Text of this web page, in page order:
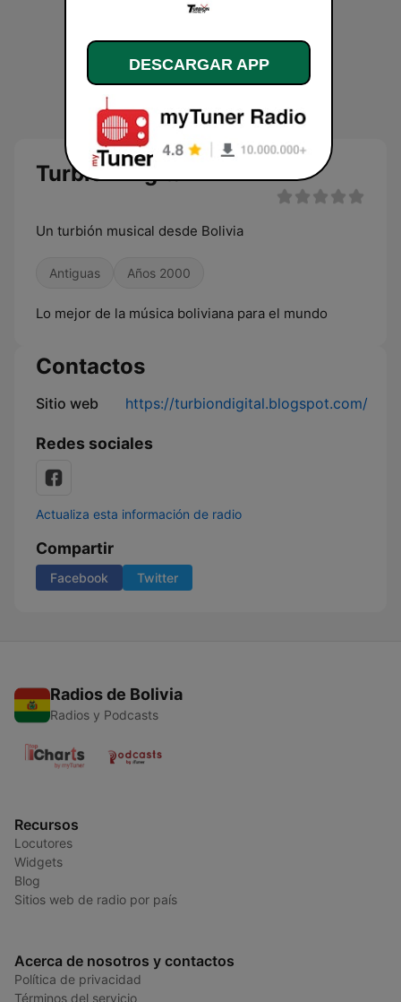
Turbión Digital
Un turbión musical desde Bolivia
Antiguas Años 2000
Lo mejor de la música boliviana para el mundo
Contactos
Sitio web https://turbiondigital.blogspot.com/
Redes sociales
Actualiza esta información de radio
Compartir
Facebook Twitter
Radios de Bolivia
Radios y Podcasts
Recursos
Locutores
Widgets
Blog
Sitios web de radio por país
Acerca de nosotros y contactos
Política de privacidad
Términos del servicio
DESCARGAR APP